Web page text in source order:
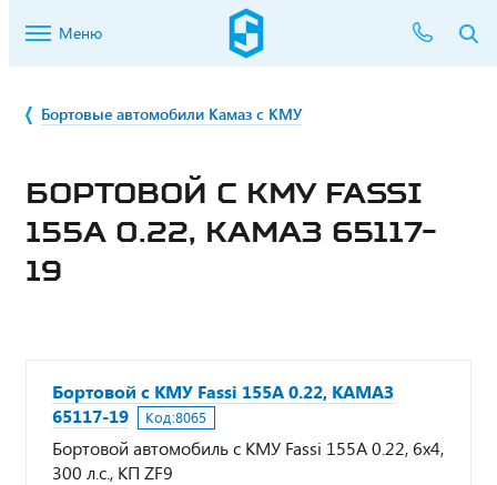
Меню
Бортовые автомобили Камаз с КМУ
БОРТОВОЙ С КМУ FASSI
155А 0.22, КАМАЗ 65117-
19
Бортовой с КМУ Fassi 155А 0.22, КАМАЗ
65117-19
Код:8065
Бортовой автомобиль с КМУ Fassi 155А 0.22, 6х4,
300 л.с., КП ZF9